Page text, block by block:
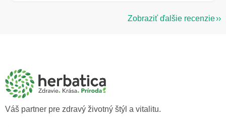
Zobraziť ďalšie recenzie
Váš partner pre zdravý životný štýl a vitalitu.